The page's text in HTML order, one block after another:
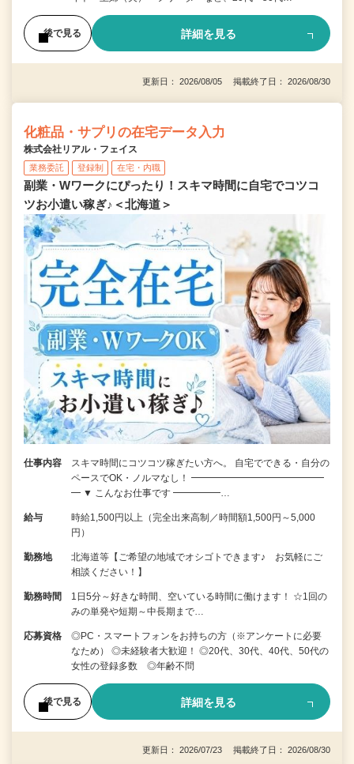
後で見る 詳細を見る
更新日： 2026/08/05 掲載終了日： 2026/08/30
化粧品・サプリの在宅データ入力
株式会社リアル・フェイス
業務委託 登録制 在宅・内職
副業・Wワークにぴったり！スキマ時間に自宅でコツコ
ツお小遣い稼ぎ♪＜北海道＞
仕事内容
スキマ時間にコツコツ稼ぎたい方へ。 自宅でできる・自分の
ペースでOK・ノルマなし！ ━━━━━━━━━━━━━━
━ ▼ こんなお仕事です ━━━━━…
給与
時給1,500円以上（完全出来高制／時間額1,500円～5,000
円）
勤務地
北海道等【ご希望の地域でオシゴトできます♪ お気軽にご
相談ください！】
勤務時間
1日5分～好きな時間、空いている時間に働けます！ ☆1回の
みの単発や短期～中長期まで…
応募資格
◎PC・スマートフォンをお持ちの方（※アンケートに必要
なため） ◎未経験者大歓迎！ ◎20代、30代、40代、50代の
女性の登録多数 ◎年齢不問
後で見る 詳細を見る
更新日： 2026/07/23 掲載終了日： 2026/08/30